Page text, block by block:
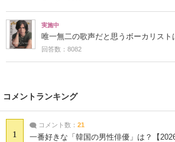
実施中
唯一無二の歌声だと思うボーカリスト
回答数：8082
コメントランキング
1
コメント数： 21
一番好きな「韓国の男性俳優」は？【